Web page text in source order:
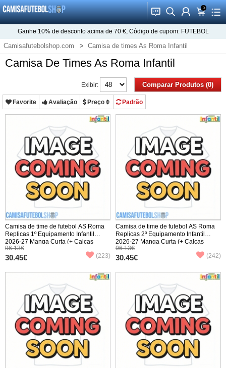
󰂱 󰂨 󰃳 0
󰃦 󰃖
Ganhe 10%de desconto acima de 70 €, Código de cupom: FUTEBOL
Camisafutebolshop.com Camisa de times As Roma Infantil
Camisa De Times As Roma Infantil
Comparar Produtos (0)
Exibir:
Favorite Avaliação Preço Padrão
Camisa de time de futebol AS Roma
Replicas 1º Equipamento Infantil
2026-27 Manga Curta (+ Calças
curtas)
96.13€
30.45€ (223)
Camisa de time de futebol AS Roma
Replicas 2º Equipamento Infantil
2026-27 Manga Curta (+ Calças
curtas)
96.13€
30.45€ (242)